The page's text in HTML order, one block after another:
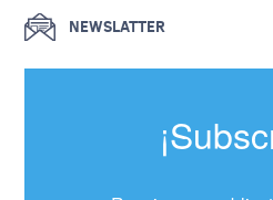
NEWSLATTER